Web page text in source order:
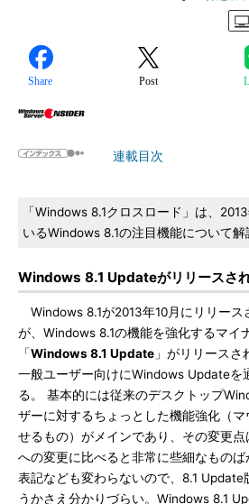
Share Post
連載目次
「Windows 8.1クロスロード」は、
いるWindows 8.1の注目機能について解
Windows 8.1 Updateがリリースさ
Windows 8.1が2013年10月にリリース
が、Windows 8.1の機能を強化するマイ
「Windows 8.1 Update 」がリリース
一般ユーザー向けにWindows Updateを
る。 基本的には従来のデスクトップ
ザーに対するちょっとした機能強化（
せるもの）がメインであり、その変更
への変更に比べると非常に些細なもの
表記なども変わらないので、8.1
うかさえ分かりづらい。Windows 8.1